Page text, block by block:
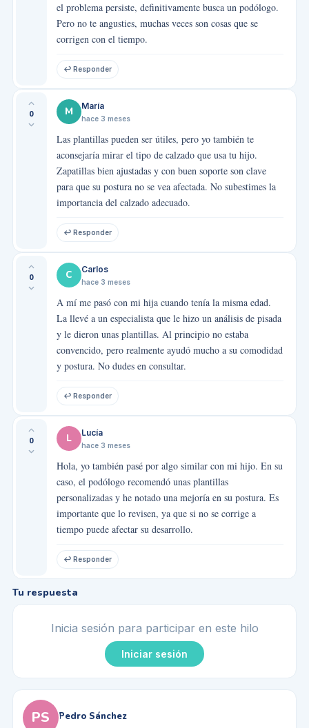
el problema persiste, definitivamente busca un podólogo.
Pero no te angusties, muchas veces son cosas que se
corrigen con el tiempo.
↩ Responder
0 M María
hace 3 meses
Las plantillas pueden ser útiles, pero yo también te
aconsejaría mirar el tipo de calzado que usa tu hijo.
Zapatillas bien ajustadas y con buen soporte son clave
para que su postura no se vea afectada. No subestimes la
importancia del calzado adecuado.
↩ Responder
0 C Carlos
hace 3 meses
A mí me pasó con mi hija cuando tenía la misma edad.
La llevé a un especialista que le hizo un análisis de pisada
y le dieron unas plantillas. Al principio no estaba
convencido, pero realmente ayudó mucho a su comodidad
y postura. No dudes en consultar.
↩ Responder
0 L Lucía
hace 3 meses
Hola, yo también pasé por algo similar con mi hijo. En su
caso, el podólogo recomendó unas plantillas
personalizadas y he notado una mejoría en su postura. Es
importante que lo revisen, ya que si no se corrige a
tiempo puede afectar su desarrollo.
↩ Responder
Tu respuesta
Inicia sesión para participar en este hilo
Iniciar sesión
PS Pedro Sánchez